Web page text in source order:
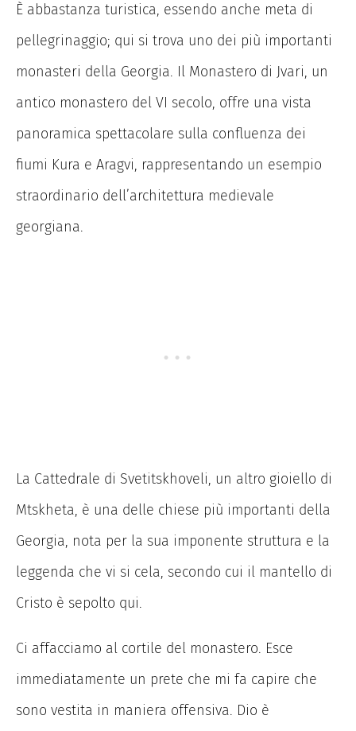
È abbastanza turistica, essendo anche meta di
pellegrinaggio; qui si trova uno dei più importanti
monasteri della Georgia. Il Monastero di Jvari, un
antico monastero del VI secolo, offre una vista
panoramica spettacolare sulla confluenza dei
fiumi Kura e Aragvi, rappresentando un esempio
straordinario dell’architettura medievale
georgiana.
La Cattedrale di Svetitskhoveli, un altro gioiello di
Mtskheta, è una delle chiese più importanti della
Georgia, nota per la sua imponente struttura e la
leggenda che vi si cela, secondo cui il mantello di
Cristo è sepolto qui.
Ci affacciamo al cortile del monastero. Esce
immediatamente un prete che mi fa capire che
sono vestita in maniera offensiva. Dio è